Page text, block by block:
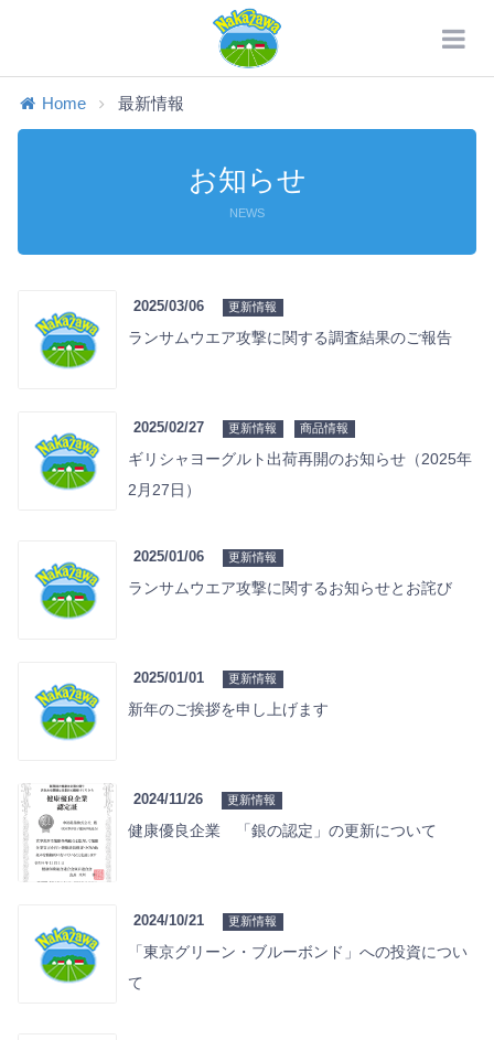
Home 最新情報
お知らせ
NEWS
2025/03/06 更新情報
ランサムウエア攻撃に関する調査結果のご報告
2025/02/27 更新情報 商品情報
ギリシャヨーグルト出荷再開のお知らせ（2025年
2月27日）
2025/01/06 更新情報
ランサムウエア攻撃に関するお知らせとお詫び
2025/01/01 更新情報
新年のご挨拶を申し上げます
2024/11/26 更新情報
健康優良企業 「銀の認定」の更新について
2024/10/21 更新情報
「東京グリーン・ブルーボンド」への投資につい
て